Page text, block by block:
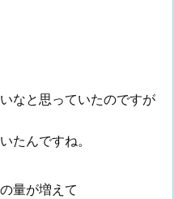
なと思っていたのですが
たんですね。
量が増えて